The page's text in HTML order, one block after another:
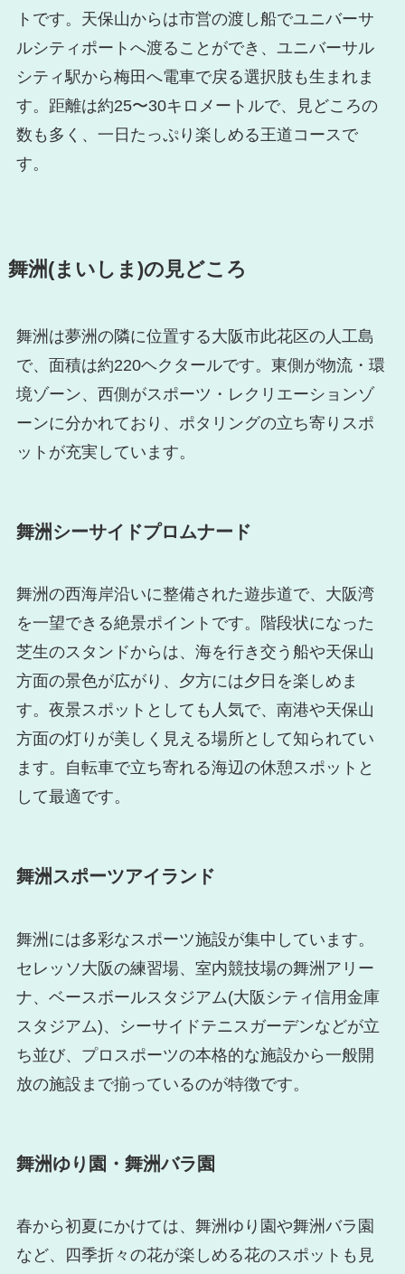
トです。天保山からは市営の渡し船でユニバーサ
ルシティポートへ渡ることができ、ユニバーサル
シティ駅から梅田へ電車で戻る選択肢も生まれま
す。距離は約25〜30キロメートルで、見どころの
数も多く、一日たっぷり楽しめる王道コースで
す。
舞洲(まいしま)の見どころ
舞洲は夢洲の隣に位置する大阪市此花区の人工島
で、面積は約220ヘクタールです。東側が物流・環
境ゾーン、西側がスポーツ・レクリエーションゾ
ーンに分かれており、ポタリングの立ち寄りスポ
ットが充実しています。
舞洲シーサイドプロムナード
舞洲の西海岸沿いに整備された遊歩道で、大阪湾
を一望できる絶景ポイントです。階段状になった
芝生のスタンドからは、海を行き交う船や天保山
方面の景色が広がり、夕方には夕日を楽しめま
す。夜景スポットとしても人気で、南港や天保山
方面の灯りが美しく見える場所として知られてい
ます。自転車で立ち寄れる海辺の休憩スポットと
して最適です。
舞洲スポーツアイランド
舞洲には多彩なスポーツ施設が集中しています。
セレッソ大阪の練習場、室内競技場の舞洲アリー
ナ、ベースボールスタジアム(大阪シティ信用金庫
スタジアム)、シーサイドテニスガーデンなどが立
ち並び、プロスポーツの本格的な施設から一般開
放の施設まで揃っているのが特徴です。
舞洲ゆり園・舞洲バラ園
春から初夏にかけては、舞洲ゆり園や舞洲バラ園
など、四季折々の花が楽しめる花のスポットも見